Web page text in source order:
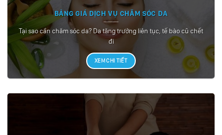
BẢNG GIÁ DỊCH VỤ CHĂM SÓC DA
Tại sao cần chăm sóc da? Da tăng trưởng liên tục, tế bào cũ chết
đi
XEM CHI TIẾT